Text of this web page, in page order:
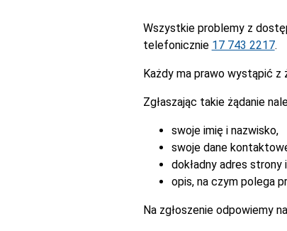
Wszystkie problemy z
telefonicznie 17 743 2217.
Każdy ma prawo wystąpić
Zgłaszając takie żądanie
swoje imię i nazwisko,
swoje dane
dokładny adres
opis, na czym polega
Na zgłoszenie odpowiemy